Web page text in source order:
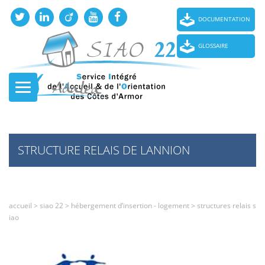
DOCUMENTATION
GLOSSAIRE
STRUCTURE RELAIS DE LANNION
accueil > siao 22 > hébergement d’insertion - logement> structures relais s
iao